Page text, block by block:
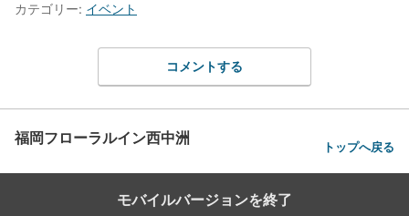
カテゴリー: イベント
コメントする
福岡フローラルイン西中洲 トップへ戻る
モバイルバージョンを終了